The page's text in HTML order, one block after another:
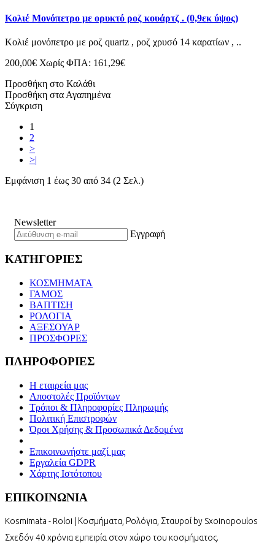
Κολιέ Μονόπετρο με ορυκτό ροζ κουάρτζ . (0,9εκ ύψος)
Κολιέ μονόπετρο με ροζ quartz , ροζ χρυσό 14 καρατίων , ..
200,00€ Χωρίς ΦΠΑ: 161,29€
Προσθήκη στο Καλάθι
Προσθήκη στα Αγαπημένα
Σύγκριση
1
2
>
>|
Εμφάνιση 1 έως 30 από 34 (2 Σελ.)
Newsletter
Εγγραφή
ΚΑΤΗΓΟΡΙΕΣ
ΚΟΣΜΗΜΑΤΑ
ΓΑΜΟΣ
ΒΑΠΤΙΣΗ
ΡΟΛΟΓΙΑ
ΑΞΕΣΟΥΑΡ
ΠΡΟΣΦΟΡΕΣ
ΠΛΗΡΟΦΟΡΙΕΣ
Η εταιρεία μας
Αποστολές Προϊόντων
Τρόποι & Πληροφορίες Πληρωμής
Πολιτική Επιστροφών
Όροι Χρήσης & Προσωπικά Δεδομένα
Επικοινωνήστε μαζί μας
Εργαλεία GDPR
Χάρτης Ιστότοπου
ΕΠΙΚΟΙΝΩΝΙΑ
Kosmimata - Roloi | Κοσμήματα, Ρολόγια, Σταυροί by Sxoinopoulos
Σχεδόν 40 χρόνια εμπειρία στον χώρο του κοσμήματος.